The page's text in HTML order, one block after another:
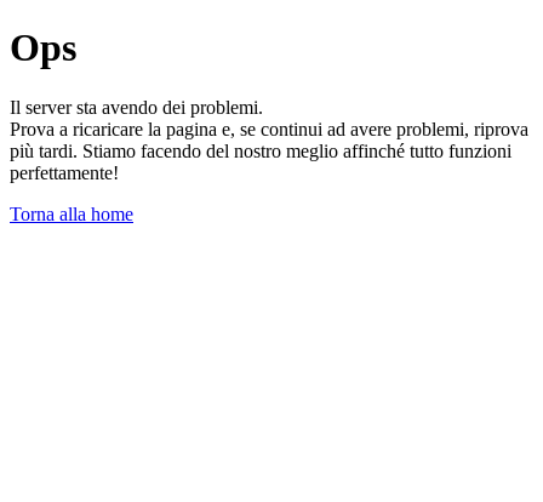
Ops
Il server sta avendo dei problemi.
Prova a ricaricare la pagina e, se continui ad avere problemi, riprova
più tardi. Stiamo facendo del nostro meglio affinché tutto funzioni
perfettamente!
Torna alla home